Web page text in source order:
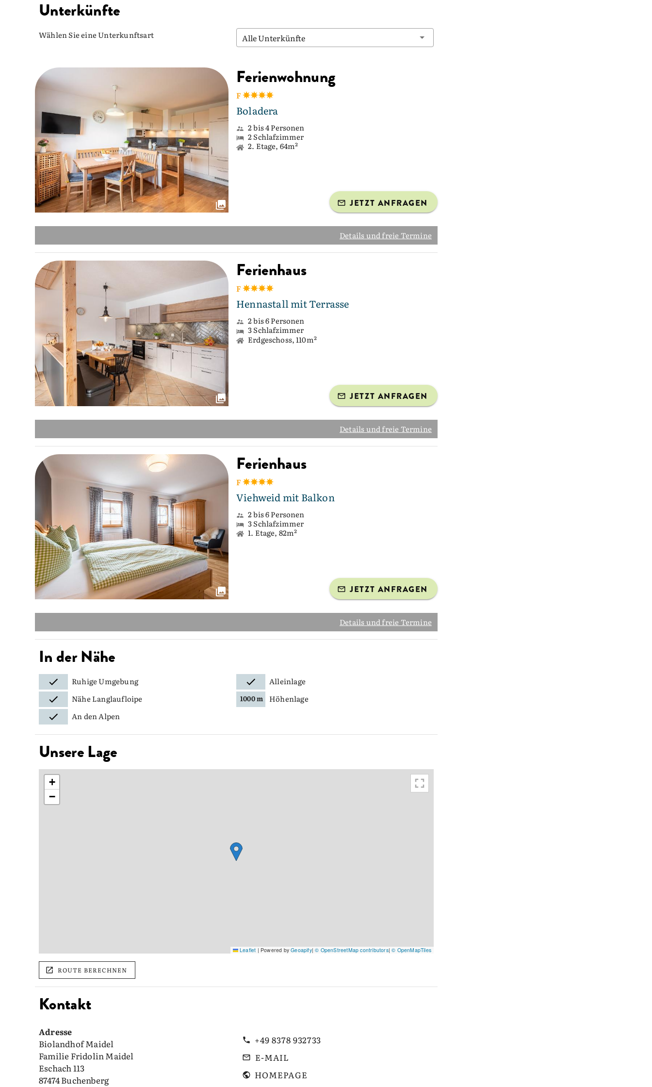
Unterkünfte
Wählen Sie eine Unterkunftsart Alle Unterkünfte
Ferienwohnung
F
Boladera
2 bis 4 Personen
2 Schlafzimmer
2. Etage, 64m²
JETZT ANFRAGEN
Details und freie Termine
Ferienhaus
F
Hennastall mit Terrasse
2 bis 6 Personen
3 Schlafzimmer
Erdgeschoss, 110m²
JETZT ANFRAGEN
Details und freie Termine
Ferienhaus
F
Viehweid mit Balkon
2 bis 6 Personen
3 Schlafzimmer
1. Etage, 82m²
JETZT ANFRAGEN
Details und freie Termine
In der Nähe
Ruhige Umgebung
Alleinlage
Nähe Langlaufloipe
1000 m
Höhenlage
An den Alpen
Unsere Lage
+
−
Leaflet | Powered byGeoapify|© OpenStreetMap contributors|© OpenMapTiles
ROUTE BERECHNEN
Kontakt
Adresse
Biolandhof Maidel
Familie Fridolin Maidel
Eschach 113
87474 Buchenberg
+49 8378 932733
E-MAIL
HOMEPAGE